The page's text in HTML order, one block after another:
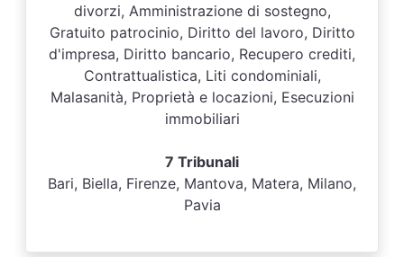
divorzi, Amministrazione di sostegno,
Gratuito patrocinio, Diritto del lavoro, Diritto
d'impresa, Diritto bancario, Recupero crediti,
Contrattualistica, Liti condominiali,
Malasanità, Proprietà e locazioni, Esecuzioni
immobiliari
7 Tribunali
Bari, Biella, Firenze, Mantova, Matera, Milano,
Pavia